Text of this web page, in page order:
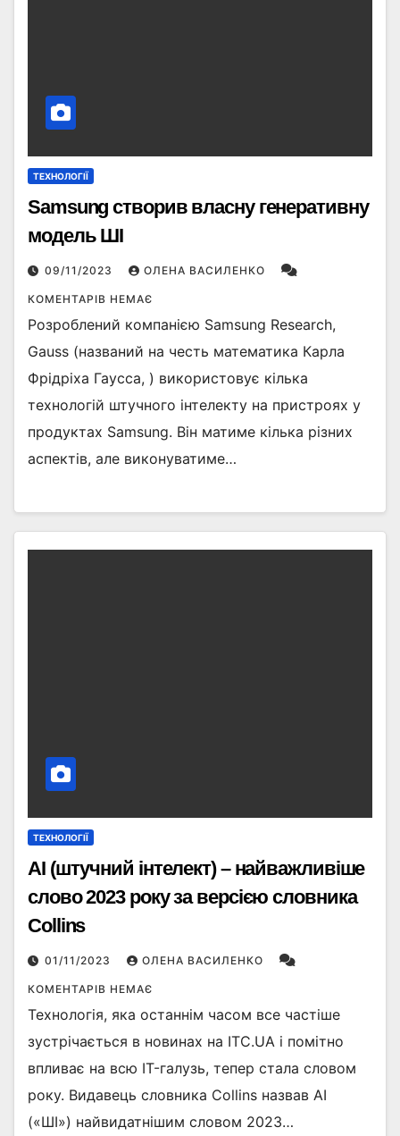
ТЕХНОЛОГІЇ
Samsung створив власну генеративну
модель ШІ
09/11/2023 ОЛЕНА ВАСИЛЕНКО
КОМЕНТАРІВ НЕМАЄ
Розроблений компанією Samsung Research,
Gauss (названий на честь математика Карла
Фрідріха Гаусса, ) використовує кілька
технологій штучного інтелекту на пристроях у
продуктах Samsung. Він матиме кілька різних
аспектів, але виконуватиме…
ТЕХНОЛОГІЇ
AI (штучний інтелект) – найважливіше
слово 2023 року за версією словника
Collins
01/11/2023 ОЛЕНА ВАСИЛЕНКО
КОМЕНТАРІВ НЕМАЄ
Технологія, яка останнім часом все частіше
зустрічається в новинах на ITC.UA і помітно
впливає на всю IT-галузь, тепер стала словом
року. Видавець словника Collins назвав AI
(«ШІ») найвидатнішим словом 2023…